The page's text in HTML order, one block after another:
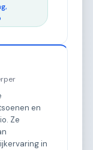
en
Ze
in